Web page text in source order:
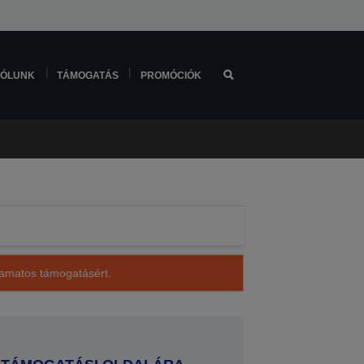
TÁMOGATÁS PROMÓCIÓK
támogatásért.